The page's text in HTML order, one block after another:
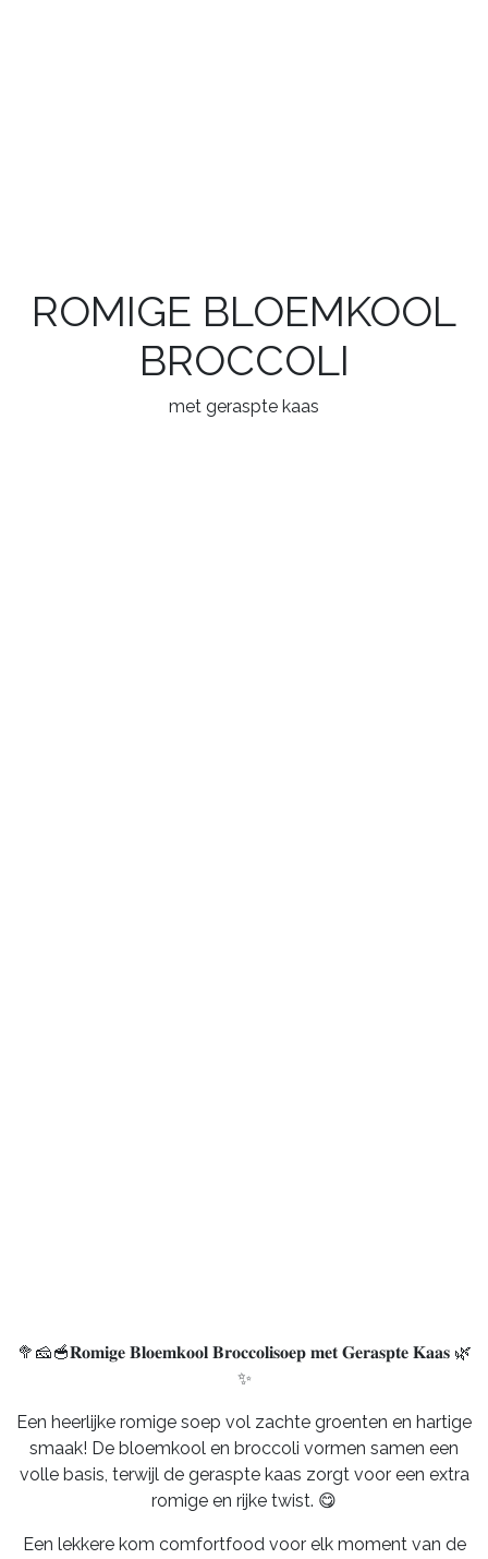
ROMIGE BLOEMKOOL
BROCCOLI
met geraspte kaas
🥦🧀🥣𝐑𝐨𝐦𝐢𝐠𝐞 𝐁𝐥𝐨𝐞𝐦𝐤𝐨𝐨𝐥 𝐁𝐫𝐨𝐜𝐜𝐨𝐥𝐢𝐬𝐨𝐞𝐩 𝐦𝐞𝐭 𝐆𝐞𝐫𝐚𝐬𝐩𝐭𝐞 𝐊𝐚𝐚𝐬 🌿
✨
Een heerlijke romige soep vol zachte groenten en hartige
smaak! De bloemkool en broccoli vormen samen een
volle basis, terwijl de geraspte kaas zorgt voor een extra
romige en rijke twist. 😋
Een lekkere kom comfortfood voor elk moment van de